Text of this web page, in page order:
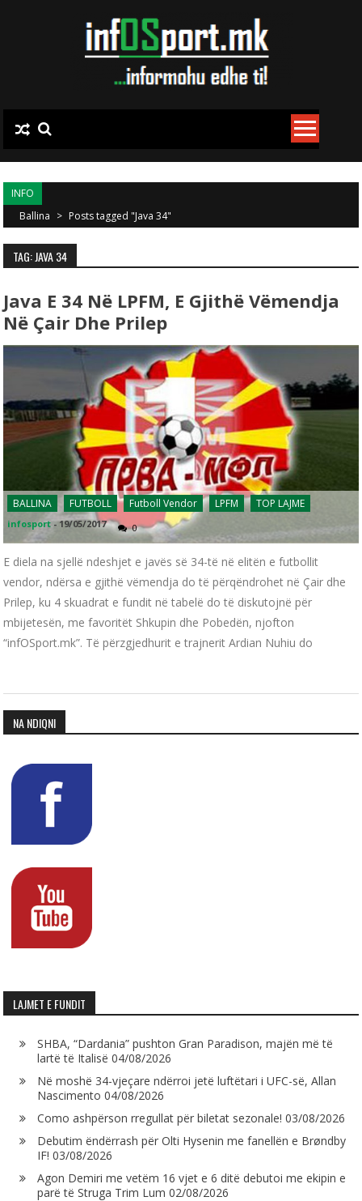
INFO
Ballina > Posts tagged "Java 34"
TAG: JAVA 34
Java E 34 Në LPFM, E Gjithë Vëmendja
Në Çair Dhe Prilep
BALLINA FUTBOLL Futboll Vendor LPFM TOP LAJME
infosport -19/05/2017 0
E diela na sjellë ndeshjet e javës së 34-të në elitën e futbollit
vendor, ndërsa e gjithë vëmendja do të përqëndrohet në Çair dhe
Prilep, ku 4 skuadrat e fundit në tabelë do të diskutojnë për
mbijetesën, me favoritët Shkupin dhe Pobedën, njofton
“infOSport.mk”. Të përzgjedhurit e trajnerit Ardian Nuhiu do
NA NDIQNI
LAJMET E FUNDIT
SHBA, “Dardania” pushton Gran Paradison, majën më të
lartë të Italisë 04/08/2026
Në moshë 34-vjeçare ndërroi jetë luftëtari i UFC-së, Allan
Nascimento 04/08/2026
Como ashpërson rregullat për biletat sezonale! 03/08/2026
Debutim ëndërrash për Olti Hysenin me fanellën e Brøndby
IF! 03/08/2026
Agon Demiri me vetëm 16 vjet e 6 ditë debutoi me ekipin e
parë të Struga Trim Lum 02/08/2026